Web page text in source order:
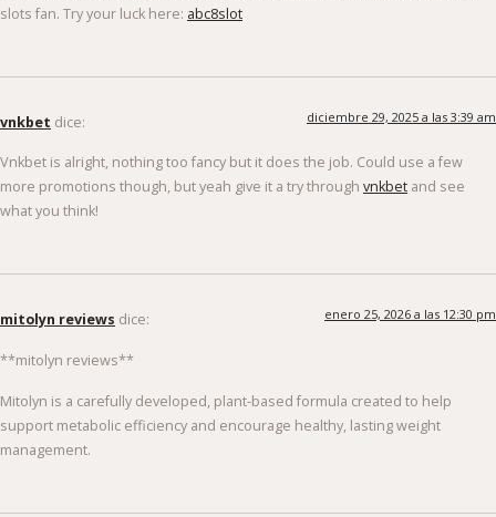
slots fan. Try your luck here: abc8slot
vnkbet dice: diciembre 29, 2025 a las 3:39 am
Vnkbet is alright, nothing too fancy but it does the job. Could use a few
more promotions though, but yeah give it a try through vnkbet and see
what you think!
mitolyn reviews dice: enero 25, 2026 a las 12:30 pm
**mitolyn reviews**
Mitolyn is a carefully developed, plant-based formula created to help
support metabolic efficiency and encourage healthy, lasting weight
management.